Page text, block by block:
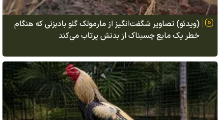
(ویدئو) تصاویر شگفت‌انگیز از مارمولک گلو بادبزنی که هنگام
خطر یک مایع چسبناک از بدنش پرتاب می‌کند